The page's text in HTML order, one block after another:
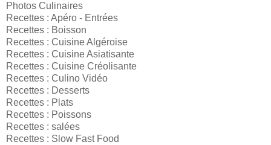
Photos Culinaires
Recettes : Apéro - Entrées
Recettes : Boisson
Recettes : Cuisine Algéroise
Recettes : Cuisine Asiatisante
Recettes : Cuisine Créolisante
Recettes : Culino Vidéo
Recettes : Desserts
Recettes : Plats
Recettes : Poissons
Recettes : salées
Recettes : Slow Fast Food